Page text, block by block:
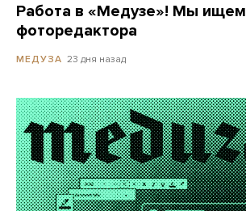
Работа в «Медузе»! Мы ищем
фоторедактора
МЕДУЗА 23 дня назад